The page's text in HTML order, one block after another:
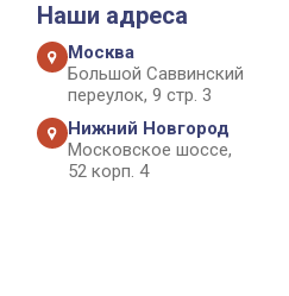
Наши адреса
Москва
Большой Саввинский
переулок, 9 стр. 3
Нижний Новгород
Московское шоссе,
52 корп. 4